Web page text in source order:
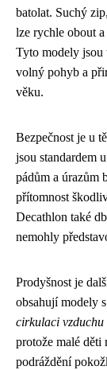
batolat. Suchý
lze rychle obout
Tyto modely jsou
volný pohyb a
věku.
Bezpečnost je u
jsou standardem
pádům a úrazům
přítomnost
Decathlon také
nemohly
Prodyšnost je
obsahují modely
cirkulaci vzduchu
protože malé děti
podráždění